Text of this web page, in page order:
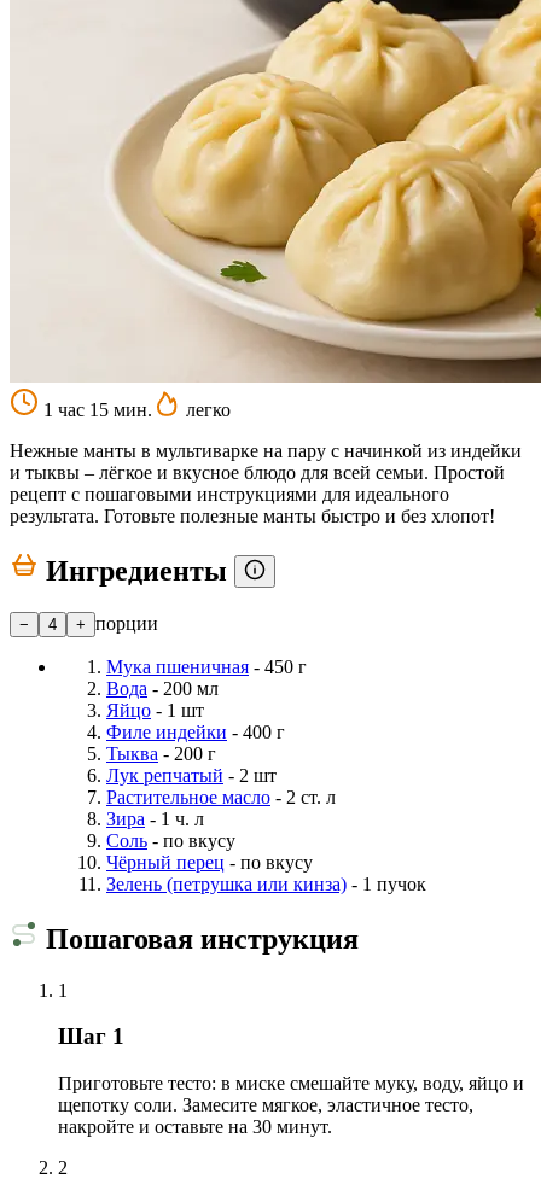
1 час 15 мин.
легко
Нежные манты в мультиварке на пару с начинкой из индейки
и тыквы – лёгкое и вкусное блюдо для всей семьи. Простой
рецепт с пошаговыми инструкциями для идеального
результата. Готовьте полезные манты быстро и без хлопот!
Ингредиенты
− 4 + порции
Мука пшеничная - 450 г
Вода - 200 мл
Яйцо - 1 шт
Филе индейки - 400 г
Тыква - 200 г
Лук репчатый - 2 шт
Растительное масло - 2 ст. л
Зира - 1 ч. л
Соль - по вкусу
Чёрный перец - по вкусу
Зелень (петрушка или кинза) - 1 пучок
Пошаговая инструкция
1
Шаг 1
Приготовьте тесто: в миске смешайте муку, воду, яйцо и
щепотку соли. Замесите мягкое, эластичное тесто,
накройте и оставьте на 30 минут.
2